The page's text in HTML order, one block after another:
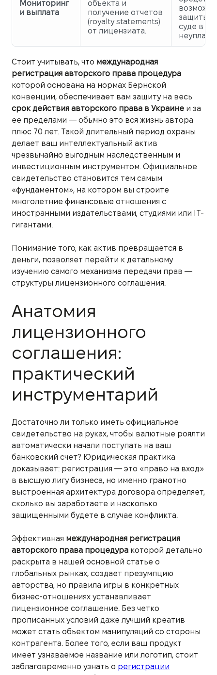
Мониторинг
и выплата
объекта и
получение отчетов
(royalty statements)
от лицензиата.
защиты
суде в
неуплаты.
Стоит учитывать, что международная
регистрация авторского права процедура
которой основана на нормах Бернской
конвенции, обеспечивает вам защиту на весь
срок действия авторского права в Украине и за
ее пределами — обычно это вся жизнь автора
плюс 70 лет. Такой длительный период охраны
делает ваш интеллектуальный актив
чрезвычайно выгодным наследственным и
инвестиционным инструментом. Официальное
свидетельство становится тем самым
«фундаментом», на котором вы строите
многолетние финансовые отношения с
иностранными издательствами, студиями или IT-
гигантами.
Понимание того, как актив превращается в
деньги, позволяет перейти к детальному
изучению самого механизма передачи прав —
структуры лицензионного соглашения.
Анатомия
лицензионного
соглашения:
практический
инструментарий
Достаточно ли только иметь официальное
свидетельство на руках, чтобы валютные роялти
автоматически начали поступать на ваш
банковский счет? Юридическая практика
доказывает: регистрация — это «право на вход»
в высшую лигу бизнеса, но именно грамотно
выстроенная архитектура договора определяет,
сколько вы заработаете и насколько
защищенными будете в случае конфликта.
Эффективная международная регистрация
авторского права процедура которой детально
раскрыта в нашей основной статье о
глобальных рынках, создает презумпцию
авторства, но правила игры в конкретных
бизнес-отношениях устанавливает
лицензионное соглашение. Без четко
прописанных условий даже лучший креатив
может стать объектом манипуляций со стороны
контрагента. Более того, если ваш продукт
имеет узнаваемое название или логотип, стоит
заблаговременно узнать о регистрации